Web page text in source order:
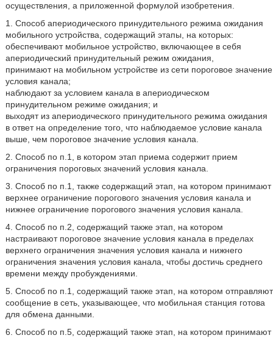
осуществления, а приложенной формулой изобретения.
1. Способ апериодического принудительного режима ожидания
мобильного устройства, содержащий этапы, на которых:
обеспечивают мобильное устройство, включающее в себя
апериодический принудительный режим ожидания,
принимают на мобильном устройстве из сети пороговое значение
условия канала;
наблюдают за условием канала в апериодическом
принудительном режиме ожидания; и
выходят из апериодического принудительного режима ожидания
в ответ на определение того, что наблюдаемое условие канала
выше, чем пороговое значение условия канала.
2. Способ по п.1, в котором этап приема содержит прием
ограничения пороговых значений условия канала.
3. Способ по п.1, также содержащий этап, на котором принимают
верхнее ограничение порогового значения условия канала и
нижнее ограничение порогового значения условия канала.
4. Способ по п.2, содержащий также этап, на котором
настраивают пороговое значение условия канала в пределах
верхнего ограничения значения условия канала и нижнего
ограничения значения условия канала, чтобы достичь среднего
времени между пробуждениями.
5. Способ по п.1, содержащий также этап, на котором отправляют
сообщение в сеть, указывающее, что мобильная станция готова
для обмена данными.
6. Способ по п.5, содержащий также этап, на котором принимают